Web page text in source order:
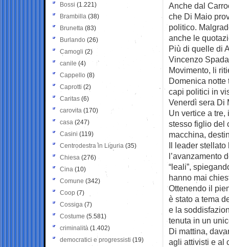
Anche dal
che Di Maio
politico.
anche le
Più di quelle di
Vincenzo
Movimento, li
Domenica notte
capi politici in
Venerdì sera Di
Un vertice a tre,
stesso figlio del
macchina,
Il leader stellato
l’avanzamento
“leali”,
hanno mai
Ottenendo il
è stato a tema
e la
tenuta in un
Di mattina,
agli attivisti e al
Bossi (1.221)
Brambilla (38)
Brunetta (83)
Burlando (26)
Camogli (2)
canile (4)
Cappello (8)
Caprotti (2)
Caritas (6)
carovita (170)
casa (247)
Casini (119)
Centrodestra in Liguria (35)
Chiesa (276)
Cina (10)
Comune (342)
Coop (7)
Cossiga (7)
Costume (5.581)
criminalità (1.402)
democratici e progressisti (19)